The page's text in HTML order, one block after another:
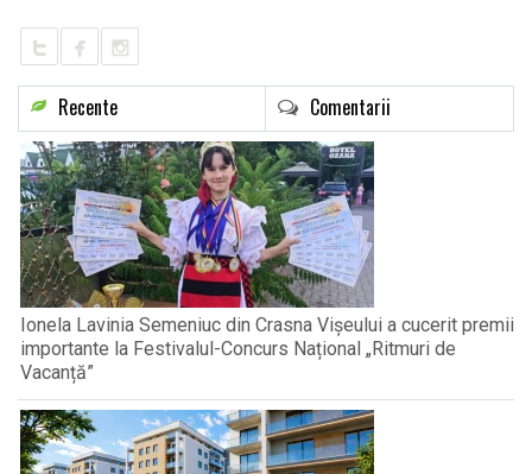
Recente Comentarii
Ionela Lavinia Semeniuc din Crasna Vișeului a cucerit premii
importante la Festivalul-Concurs Național „Ritmuri de
Vacanță”